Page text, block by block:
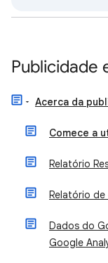
Publicidade
Acerca da
Comece a
Relatório
Relatório
Dados do
Google